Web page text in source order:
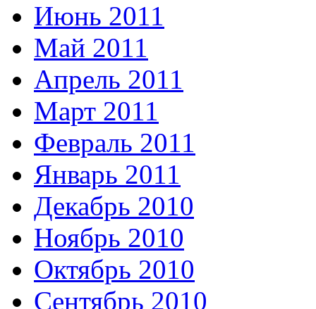
Июнь 2011
Май 2011
Апрель 2011
Март 2011
Февраль 2011
Январь 2011
Декабрь 2010
Ноябрь 2010
Октябрь 2010
Сентябрь 2010